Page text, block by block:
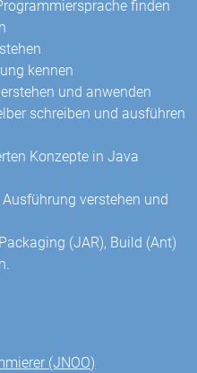
finden
kennen
und anwenden
schreiben und ausführen
Konzepte in Java
verstehen und
(JAR), Build (Ant)
(JNOO)